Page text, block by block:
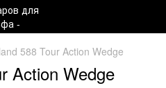
588 Tour Action Wedge
Action Wedge